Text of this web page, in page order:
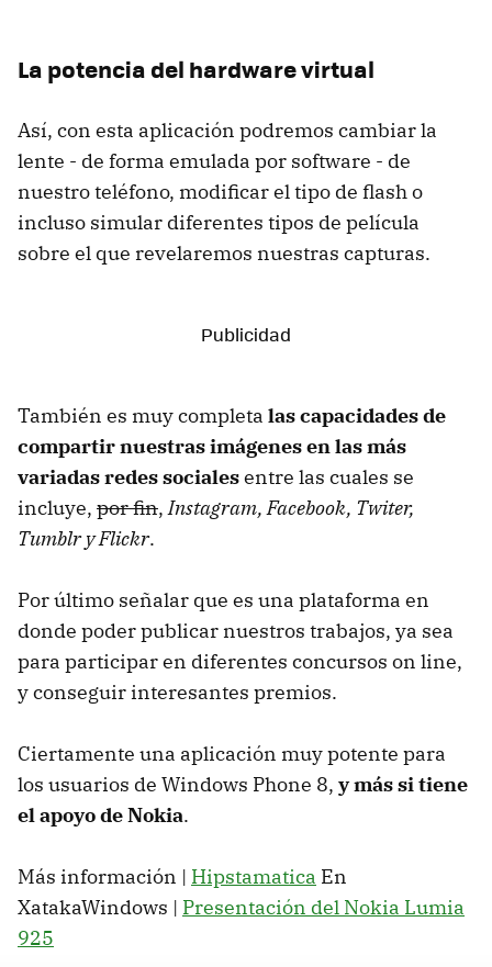
La potencia del hardware virtual
Así, con esta aplicación podremos cambiar la
lente - de forma emulada por software - de
nuestro teléfono, modificar el tipo de flash o
incluso simular diferentes tipos de película
sobre el que revelaremos nuestras capturas.
También es muy completa las capacidades de
compartir nuestras imágenes en las más
variadas redes socialesentre las cuales se
incluye, por fin,Instagram, Facebook, Twiter,
Tumblr y Flickr.
Por último señalar que es una plataforma en
donde poder publicar nuestros trabajos, ya sea
para participar en diferentes concursos on line,
y conseguir interesantes premios.
Ciertamente una aplicación muy potente para
los usuarios de Windows Phone 8, y más si tiene
el apoyo de Nokia.
Más información | Hipstamatica En
XatakaWindows | Presentación del Nokia Lumia
925